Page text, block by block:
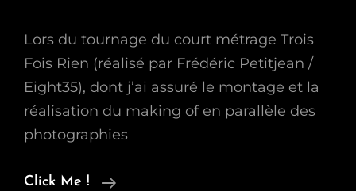
Lors du tournage du court métrage Trois
Fois Rien (réalisé par Frédéric Petitjean /
Eight35), dont j’ai assuré le montage et la
réalisation du making of en parallèle des
photographies
Click Me !
On